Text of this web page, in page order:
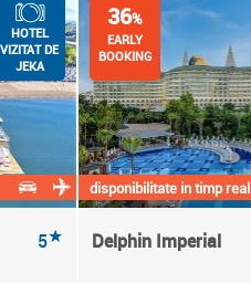
5★
HOTEL
VIZITAT DE
JEKA
disponibilitate in timp real
Delphin Imperial
36%
EARLY
BOOKING